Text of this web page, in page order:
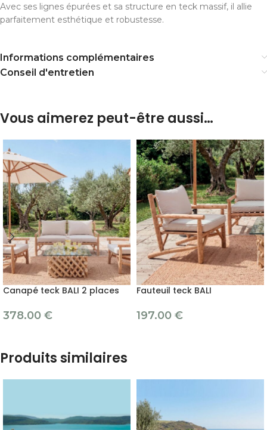
Avec ses lignes épurées et sa structure en teck massif, il allie
parfaitement esthétique et robustesse.
Informations complémentaires
Conseil d'entretien
Vous aimerez peut-être aussi…
Canapé teck BALI 2 places
378.00 €
Fauteuil teck BALI
197.00 €
Produits similaires